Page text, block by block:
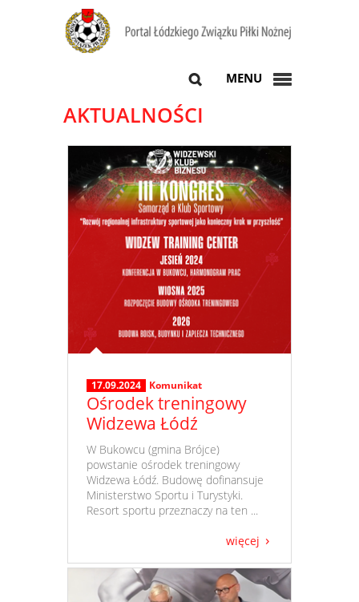
MENU
AKTUALNOŚCI
17.09.2024 Komunikat
Ośrodek treningowy
Widzewa Łódź
​ W Bukowcu (gmina Brójce)
powstanie ośrodek treningowy
Widzewa Łódź. Budowę dofinansuje
Ministerstwo Sportu i Turystyki.
Resort sportu przeznaczy na ten ...
więcej